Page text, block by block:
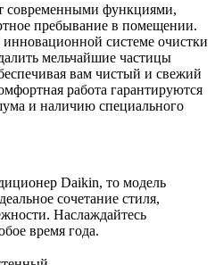
современными функциями,
пребывание в помещении.
системе очистки
мельчайшие частицы
вам чистый и свежий
работа гарантируются
и наличию специального
Daikin, то модель
сочетание стиля,
Наслаждайтесь
время года.